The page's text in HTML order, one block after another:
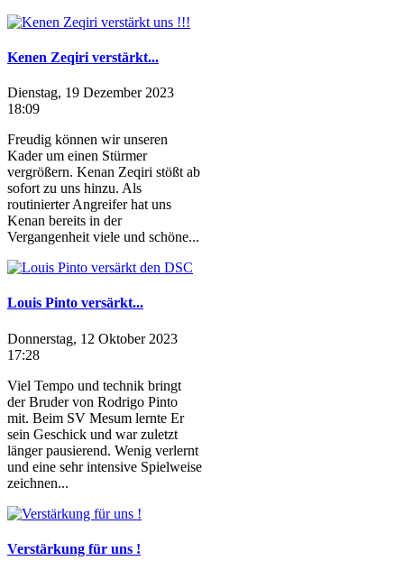
Kenen Zeqiri verstärkt...
Dienstag, 19 Dezember 2023
18:09
Freudig können wir unseren
Kader um einen Stürmer
vergrößern. Kenan Zeqiri stößt ab
sofort zu uns hinzu. Als
routinierter Angreifer hat uns
Kenan bereits in der
Vergangenheit viele und schöne...
Louis Pinto versärkt...
Donnerstag, 12 Oktober 2023
17:28
Viel Tempo und technik bringt
der Bruder von Rodrigo Pinto
mit. Beim SV Mesum lernte Er
sein Geschick und war zuletzt
länger pausierend. Wenig verlernt
und eine sehr intensive Spielweise
zeichnen...
Verstärkung für uns !